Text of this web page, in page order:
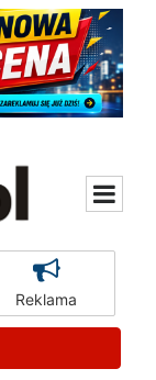
Reklama